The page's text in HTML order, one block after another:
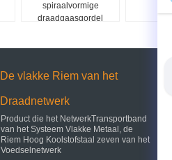
spiraalvormige
draadgaasgordel
De vlakke Riem van het
Draadnetwerk
Product die het NetwerkTransportband
van het Systeem Vlakke Metaal, de
Riem Hoog Koolstofstaal zeven van het
Voedselnetwerk